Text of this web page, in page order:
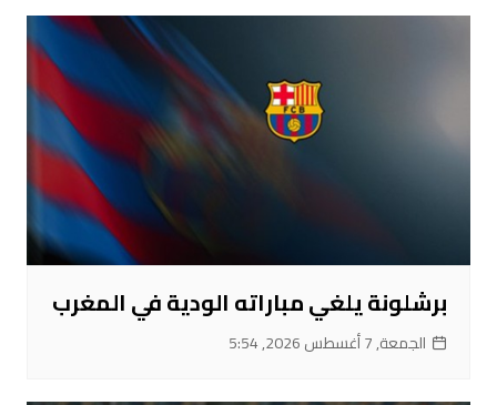
برشلونة يلغي مباراته الودية في المغرب
الجمعة, 7 أغسطس 2026, 5:54